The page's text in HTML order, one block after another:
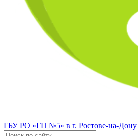
ГБУ РО «ГП №5» в г. Ростове-на-Дону